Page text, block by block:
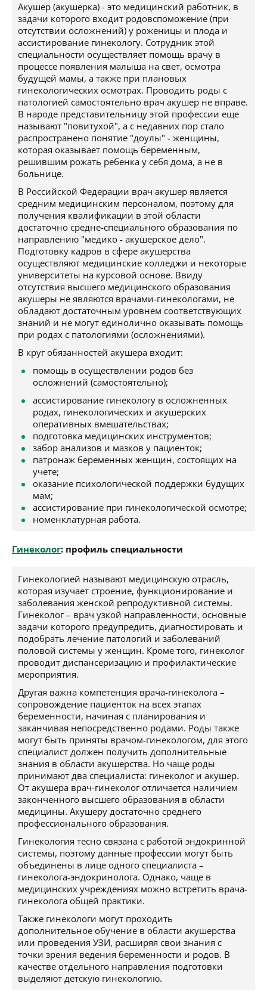
Акушер (акушерка) - это медицинский работник, в
задачи которого входит родовспоможение (при
отсутствии осложнений) у роженицы и плода и
ассистирование гинекологу. Сотрудник этой
специальности осуществляет помощь врачу в
процессе появления малыша на свет, осмотра
будущей мамы, а также при плановых
гинекологических осмотрах. Проводить роды с
патологией самостоятельно врач акушер не вправе.
В народе представительницу этой профессии еще
называют "повитухой", а с недавних пор стало
распространено понятие "доулы" - женщины,
которая оказывает помощь беременным,
решившим рожать ребенка у себя дома, а не в
больнице.
В Российской Федерации врач акушер является
средним медицинским персоналом, поэтому для
получения квалификации в этой области
достаточно средне-специального образования по
направлению "медико - акушерское дело".
Подготовку кадров в сфере акушерства
осуществляют медицинские колледжи и некоторые
университеты на курсовой основе. Ввиду
отсутствия высшего медицинского образования
акушеры не являются врачами-гинекологами, не
обладают достаточным уровнем соответствующих
знаний и не могут единолично оказывать помощь
при родах с патологиями (осложнениями).
В круг обязанностей акушера входит:
помощь в осуществлении родов без
осложнений (самостоятельно);
ассистирование гинекологу в осложненных
родах, гинекологических и акушерских
оперативных вмешательствах;
подготовка медицинских инструментов;
забор анализов и мазков у пациенток;
патронаж беременных женщин, состоящих на
учете;
оказание психологической поддержки будущих
мам;
ассистирование при гинекологической осмотре;
номенклатурная работа.
Гинеколог: профиль специальности
Гинекологией называют медицинскую отрасль,
которая изучает строение, функционирование и
заболевания женской репродуктивной системы.
Гинеколог – врач узкой направленности, основные
задачи которого предупредить, диагностировать и
подобрать лечение патологий и заболеваний
половой системы у женщин. Кроме того, гинеколог
проводит диспансеризацию и профилактические
мероприятия.
Другая важна компетенция врача-гинеколога –
сопровождение пациенток на всех этапах
беременности, начиная с планирования и
заканчивая непосредственно родами. Роды также
могут быть приняты врачом-гинекологом, для этого
специалист должен получить дополнительные
знания в области акушерства. Но чаще роды
принимают два специалиста: гинеколог и акушер.
От акушера врач-гинеколог отличается наличием
законченного высшего образования в области
медицины. Акушеру достаточно среднего
профессионального образования.
Гинекология тесно связана с работой эндокринной
системы, поэтому данные профессии могут быть
объединены в лице одного специалиста –
гинеколога-эндокринолога. Однако, чаще в
медицинских учреждениях можно встретить врача-
гинеколога общей практики.
Также гинекологи могут проходить
дополнительное обучение в области акушерства
или проведения УЗИ, расширяя свои знания с
точки зрения ведения беременности и родов. В
качестве отдельного направления подготовки
выделяют детскую гинекологию.